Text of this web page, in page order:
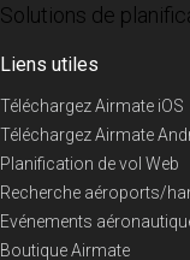
Solutions de
Liens utiles
Téléchargez Airmate iOS
Téléchargez Airmate
Planification de vol Web
Recherche aéroports/
Evénements
Boutique Airmate